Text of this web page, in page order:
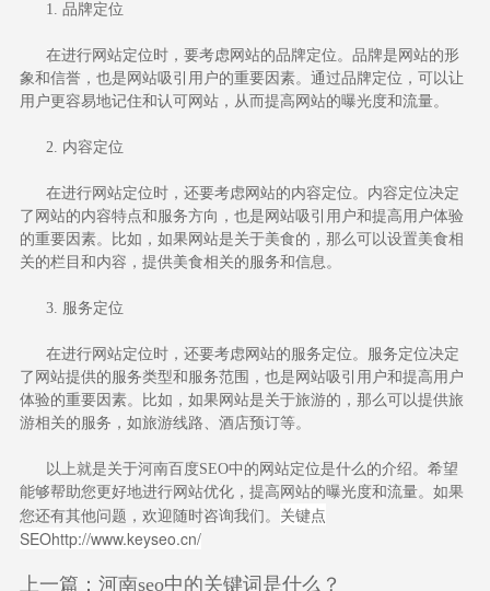
1. 品牌定位
在进行网站定位时，要考虑网站的品牌定位。品牌是网站的形
象和信誉，也是网站吸引用户的重要因素。通过品牌定位，可以让
用户更容易地记住和认可网站，从而提高网站的曝光度和流量。
2. 内容定位
在进行网站定位时，还要考虑网站的内容定位。内容定位决定
了网站的内容特点和服务方向，也是网站吸引用户和提高用户体验
的重要因素。比如，如果网站是关于美食的，那么可以设置美食相
关的栏目和内容，提供美食相关的服务和信息。
3. 服务定位
在进行网站定位时，还要考虑网站的服务定位。服务定位决定
了网站提供的服务类型和服务范围，也是网站吸引用户和提高用户
体验的重要因素。比如，如果网站是关于旅游的，那么可以提供旅
游相关的服务，如旅游线路、酒店预订等。
以上就是关于河南百度SEO中的网站定位是什么的介绍。希望
能够帮助您更好地进行网站优化，提高网站的曝光度和流量。如果
您还有其他问题，欢迎随时咨询我们。 关键点
SEOhttp://www.keyseo.cn/
上一篇： 河南seo中的关键词是什么？